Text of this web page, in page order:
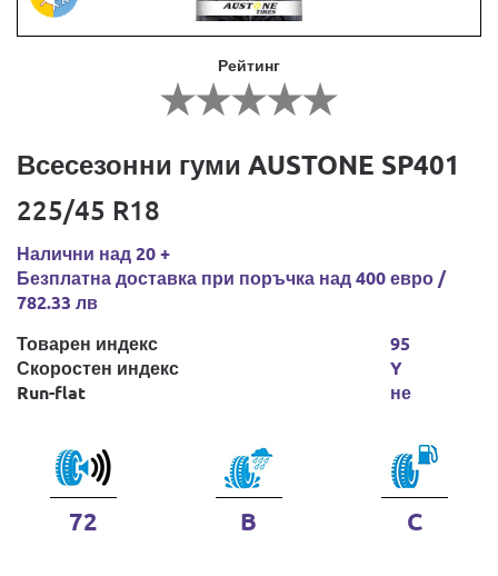
Рейтинг
Всесезонни гуми AUSTONE SP401
225/45 R18
Налични над 20 +
Безплатна доставка при поръчка над 400 евро /
782.33 лв
Товарен индекс
Скоростен индекс
Run-flat
95
Y
не
72 B C